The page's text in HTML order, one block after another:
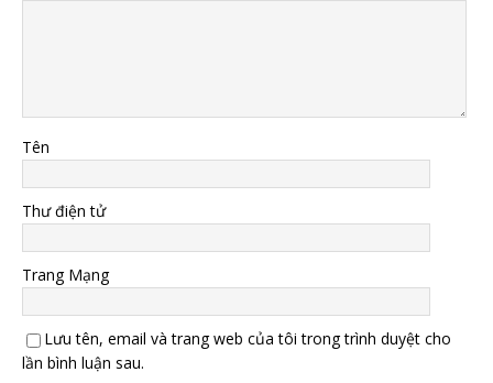
Tên
Thư điện tử
Trang Mạng
Lưu tên, email và trang web của tôi trong trình duyệt cho
lần bình luận sau.